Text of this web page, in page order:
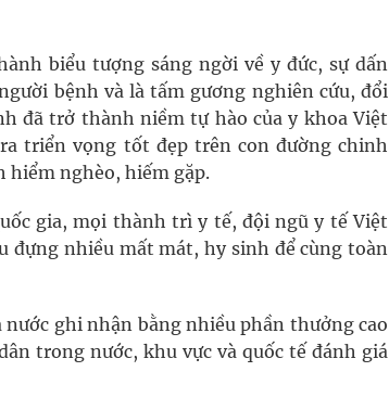
biểu tượng sáng ngời về y đức, sự dấn
bệnh và là tấm gương nghiên cứu, đổi
đã trở thành niềm tự hào của y khoa Việt
triển vọng tốt đẹp trên con đường chinh
hiểm nghèo, hiếm gặp.
gia, mọi thành trì y tế, đội ngũ y tế Việt
đựng nhiều mất mát, hy sinh để cùng toàn
ghi nhận bằng nhiều phần thưởng cao
trong nước, khu vực và quốc tế đánh giá